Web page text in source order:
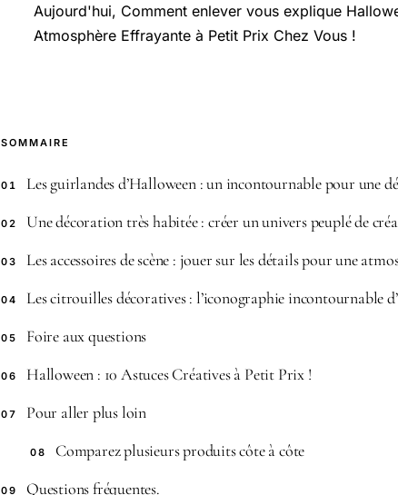
Aujourd'hui, Comment enlever vous explique
Atmosphère Effrayante à Petit Prix Chez Vous !
SOMMAIRE
01 Les guirlandes d’Halloween : un incontournable pour une
02 Une décoration très habitée : créer un univers peuplé de
03 Les accessoires de scène : jouer sur les détails pour une
04 Les citrouilles décoratives : l’iconographie incontournable
05 Foire aux questions
06 Halloween : 10 Astuces Créatives à Petit Prix !
07 Pour aller plus loin
08 Comparez plusieurs produits côte à côte
09 Questions fréquentes.